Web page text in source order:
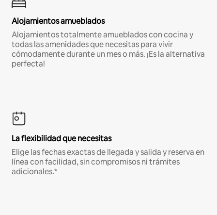
Alojamientos amueblados
Alojamientos totalmente amueblados con cocina y
todas las amenidades que necesitas para vivir
cómodamente durante un mes o más. ¡Es la alternativa
perfecta!
La flexibilidad que necesitas
Elige las fechas exactas de llegada y salida y reserva en
línea con facilidad, sin compromisos ni trámites
adicionales.*